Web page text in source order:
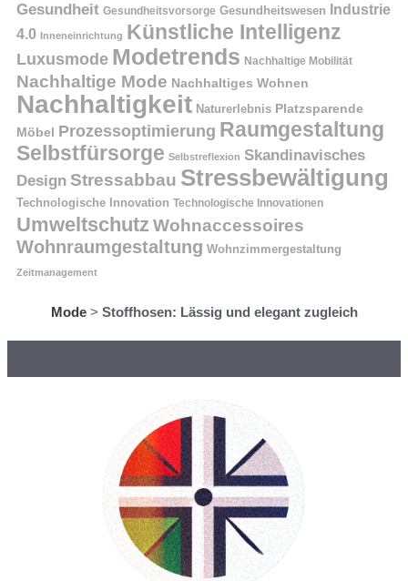
Gesundheit Gesundheitsvorsorge Gesundheitswesen
Industrie
4.0
Inneneinrichtung Künstliche Intelligenz
Luxusmode Modetrends Nachhaltige Mobilität
Nachhaltige Mode Nachhaltiges Wohnen
Nachhaltigkeit Naturerlebnis Platzsparende
Möbel
Prozessoptimierung Raumgestaltung
Selbstfürsorge Selbstreflexion Skandinavisches
Design Stressabbau Stressbewältigung
Technologische Innovation Technologische Innovationen
Umweltschutz Wohnaccessoires
Wohnraumgestaltung Wohnzimmergestaltung
Zeitmanagement
Mode> Stoffhosen: Lässig und elegant zugleich